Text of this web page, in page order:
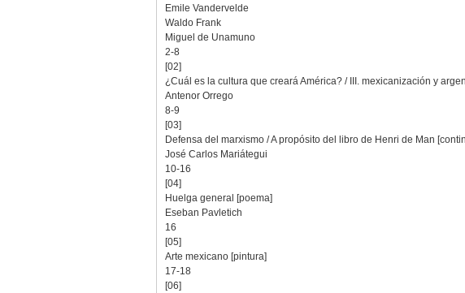
Emile Vandervelde
Waldo Frank
Miguel de Unamuno
2-8
[02]
¿Cuál es la cultura que creará América? / III. mexicanización y
Antenor Orrego
8-9
[03]
Defensa del marxismo / A propósito del libro de Henri de Man
José Carlos Mariátegui
10-16
[04]
Huelga general [poema]
Eseban Pavletich
16
[05]
Arte mexicano [pintura]
17-18
[06]